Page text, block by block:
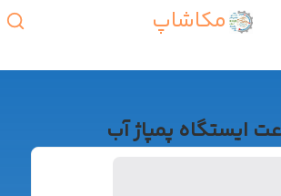
مکاشاپ
ایستگاه پمپاژ آب